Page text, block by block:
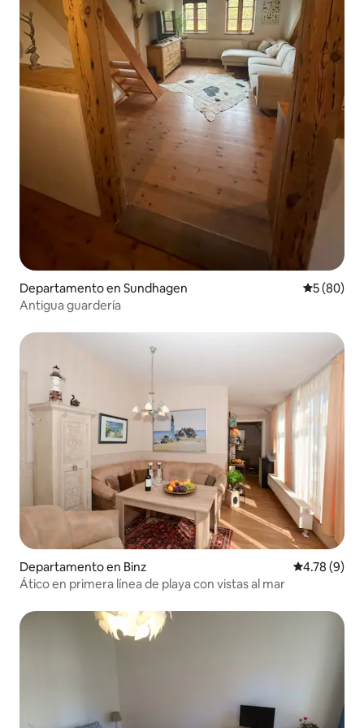
Departamento en Sundhagen
5 (80)
Antigua guardería
Departamento en Binz Calificación
4.78 (9)
Ático en primera línea de playa con vistas al mar